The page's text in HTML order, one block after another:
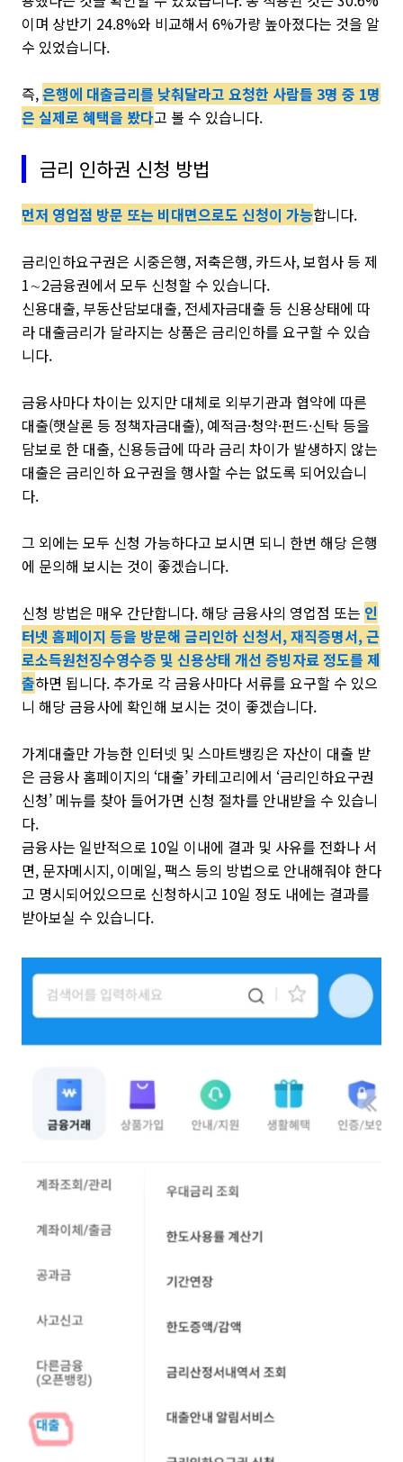
이며 상반기 24.8%와 비교해서 6%가량 높아졌다는 것을 알
수 있었습니다.
즉,은행에 대출금리를 낮춰달라고 요청한 사람들 3명 중 1명
은 실제로 혜택을 봤다고 볼 수 있습니다.
금리 인하권 신청 방법
먼저 영업점 방문 또는 비대면으로도 신청이 가능합니다.
금리인하요구권은 시중은행, 저축은행, 카드사, 보험사 등 제
1∼2금융권에서 모두 신청할 수 있습니다.
신용대출, 부동산담보대출, 전세자금대출 등 신용상태에 따
라 대출금리가 달라지는 상품은 금리인하를 요구할 수 있습
니다.
금융사마다 차이는 있지만 대체로 외부기관과 협약에 따른
대출(햇살론 등 정책자금대출), 예적금·청약·펀드·신탁 등을
담보로 한 대출, 신용등급에 따라 금리 차이가 발생하지 않는
대출은 금리인하 요구권을 행사할 수는 없도록 되어있습니
다.
그 외에는 모두 신청 가능하다고 보시면 되니 한번 해당 은행
에 문의해 보시는 것이 좋겠습니다.
신청 방법은 매우 간단합니다. 해당 금융사의 영업점 또는 인
터넷 홈페이지 등을 방문해 금리인하 신청서, 재직증명서, 근
로소득원천징수영수증 및 신용상태 개선 증빙자료 정도를 제
출하면 됩니다. 추가로 각 금융사마다 서류를 요구할 수 있으
니 해당 금융사에 확인해 보시는 것이 좋겠습니다.
가계대출만 가능한 인터넷 및 스마트뱅킹은 자산이 대출 받
은 금융사 홈페이지의 ‘대출’ 카테고리에서 ‘금리인하요구권
신청’ 메뉴를 찾아 들어가면 신청 절차를 안내받을 수 있습니
다.
금융사는 일반적으로 10일 이내에 결과 및 사유를 전화나 서
면, 문자메시지, 이메일, 팩스 등의 방법으로 안내해줘야 한다
고 명시되어있으므로 신청하시고 10일 정도 내에는 결과를
받아보실 수 있습니다.